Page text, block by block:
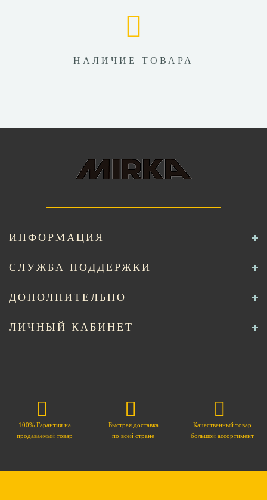
НАЛИЧИЕ ТОВАРА
ИНФОРМАЦИЯ
СЛУЖБА ПОДДЕРЖКИ
ДОПОЛНИТЕЛЬНО
ЛИЧНЫЙ КАБИНЕТ
100% Гарантия на
продаваемый товар
Быстрая доставка
по всей стране
Качественный товар
большой ассортимент